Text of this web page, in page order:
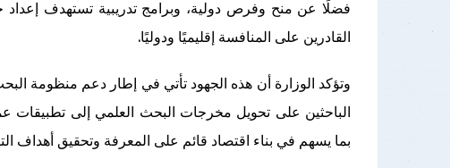
فضلًا عن منح وفرص دولية، وبرامج تدريبية تستهدف إعداد
القادرين على المنافسة إقليميًا ودوليًا.
وتؤكد الوزارة أن هذه الجهود تأتي في إطار دعم منظومة البحث
الباحثين على تحويل مخرجات البحث العلمي إلى تطبيقات
بما يسهم في بناء اقتصاد قائم على المعرفة وتحقيق أهداف